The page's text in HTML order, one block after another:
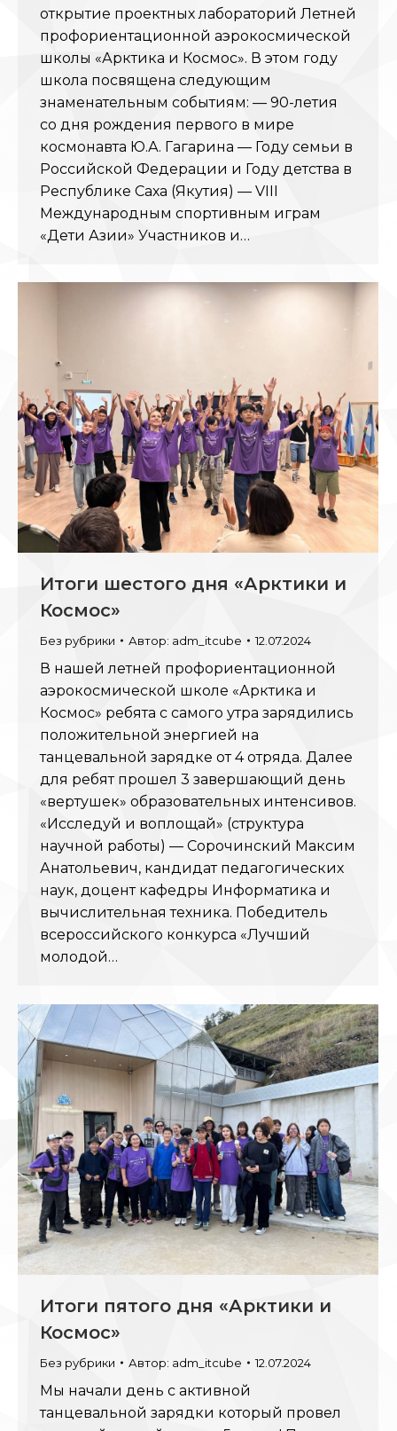
открытие проектных лабораторий Летней
профориентационной аэрокосмической
школы «Арктика и Космос». В этом году
школа посвящена следующим
знаменательным событиям: — 90-летия
со дня рождения первого в мире
космонавта Ю.А. Гагарина — Году семьи в
Российской Федерации и Году детства в
Республике Саха (Якутия) — VIII
Международным спортивным играм
«Дети Азии» Участников и…
Итоги шестого дня «Арктики и
Космос»
Без рубрики Автор: adm_itcube 12.07.2024
В нашей летней профориентационной
аэрокосмической школе «Арктика и
Космос» ребята с самого утра зарядились
положительной энергией на
танцевальной зарядке от 4 отряда. Далее
для ребят прошел 3 завершающий день
«вертушек» образовательных интенсивов.
«Исследуй и воплощай» (структура
научной работы) — Сорочинский Максим
Анатольевич, кандидат педагогических
наук, доцент кафедры Информатика и
вычислительная техника. Победитель
всероссийского конкурса «Лучший
молодой…
Итоги пятого дня «Арктики и
Космос»
Без рубрики Автор: adm_itcube 12.07.2024
Мы начали день с активной
танцевальной зарядки который провел